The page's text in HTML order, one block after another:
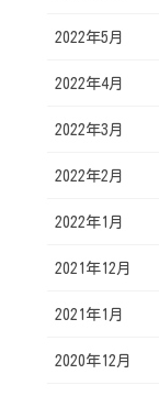
2022年5月
2022年4月
2022年3月
2022年2月
2022年1月
2021年12月
2021年1月
2020年12月